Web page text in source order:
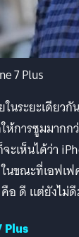
7 Plus
ในระยะเดียว
ห้การซูมมาก
เห็นได้ว่า
นขณะที่เอฟเ
อ ดี แต่ยังไม่
Plus